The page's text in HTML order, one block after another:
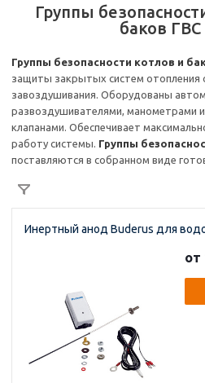
Группы
баков ГВС
Группы безопасности котлов и
защиты закрытых систем отопления
завоздушивания. Оборудованы
развоздушивателями, манометрами
клапанами. Обеспечивает
работу системы. Группы
поставляются в собранном виде
Инертный анод Buderus для
от